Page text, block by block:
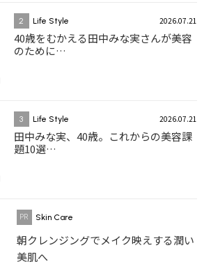
2 Life Style 2026.07.21
40歳をむかえる田中みな実さんが美容
のために…
3 Life Style 2026.07.21
田中みな実、40歳。これからの美容課
題10選…
Skin Care
朝クレンジングでメイク映えする潤い
美肌へ